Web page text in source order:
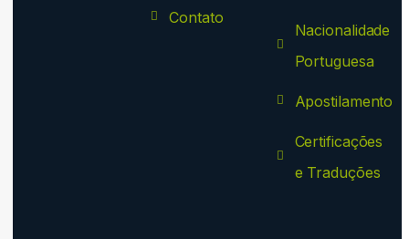
Contato
Nacionalidade
Portuguesa
Apostilamento
Certificações
e Traduções